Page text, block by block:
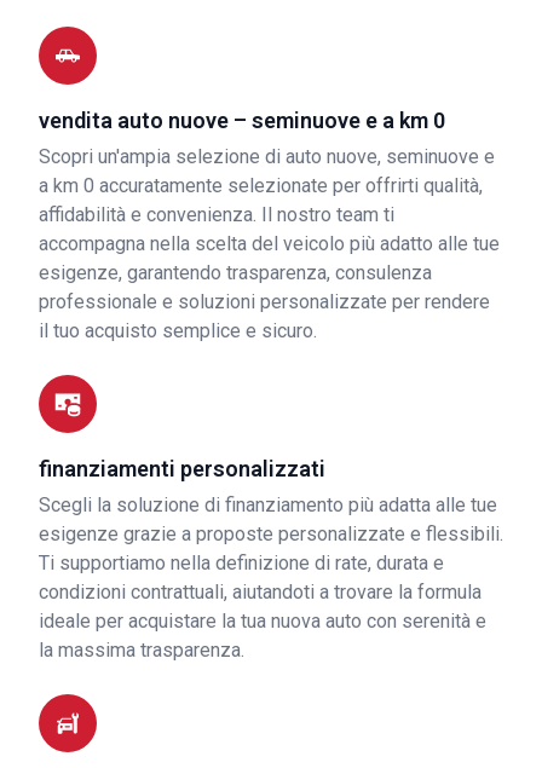
vendita auto nuove – seminuove e a km 0
Scopri un'ampia selezione di auto nuove, seminuove e
a km 0 accuratamente selezionate per offrirti qualità,
affidabilità e convenienza. Il nostro team ti
accompagna nella scelta del veicolo più adatto alle tue
esigenze, garantendo trasparenza, consulenza
professionale e soluzioni personalizzate per rendere
il tuo acquisto semplice e sicuro.
finanziamenti personalizzati
Scegli la soluzione di finanziamento più adatta alle tue
esigenze grazie a proposte personalizzate e flessibili.
Ti supportiamo nella definizione di rate, durata e
condizioni contrattuali, aiutandoti a trovare la formula
ideale per acquistare la tua nuova auto con serenità e
la massima trasparenza.